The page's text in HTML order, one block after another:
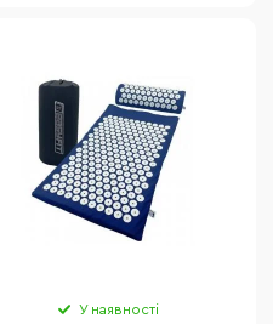
У наявності